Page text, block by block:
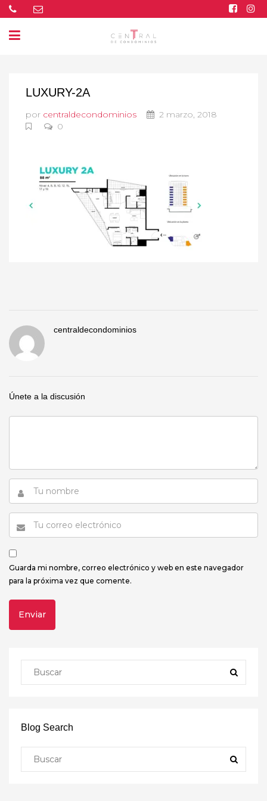
LUXURY-2A
por centraldecondominios
2 marzo, 2018
0
centraldecondominios
Únete a la discusión
Guarda mi nombre, correo electrónico y web en este navegador
para la próxima vez que comente.
Blog Search